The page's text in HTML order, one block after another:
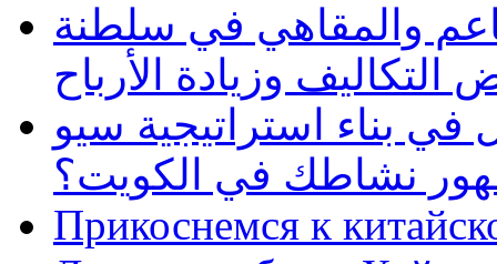
والمقاهي في سلطنة
وزيادة الأرباح
بناء استراتيجية سيو
نشاطك في الكويت؟
Прикоснемся к